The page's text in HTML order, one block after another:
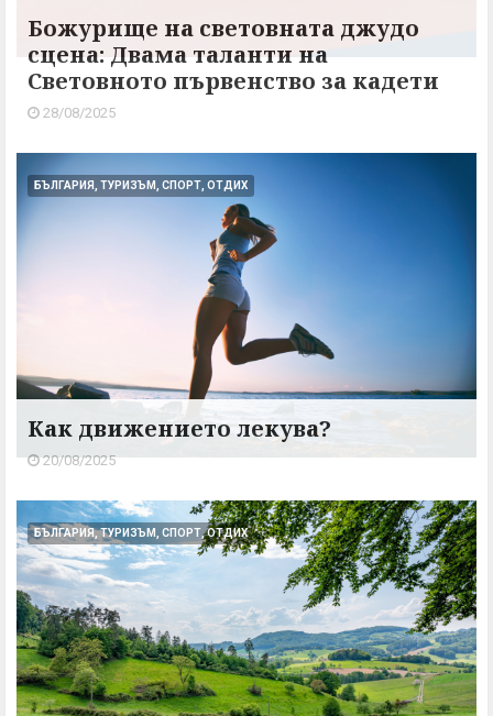
Божурище на световната джудо
сцена: Двама таланти на
Световното първенство за кадети
28/08/2025
БЪЛГАРИЯ, ТУРИЗЪМ, СПОРТ, ОТДИХ
Как движението лекува?
20/08/2025
БЪЛГАРИЯ, ТУРИЗЪМ, СПОРТ, ОТДИХ